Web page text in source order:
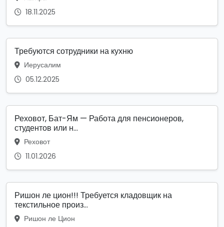
18.11.2025
Требуются сотрудники на кухню
Иерусалим
05.12.2025
Реховот, Бат-Ям — Работа для пенсионеров,
студентов или н...
Реховот
11.01.2026
Ришон ле цион!!! Требуется кладовщик на
текстильное произ...
Ришон ле Цион